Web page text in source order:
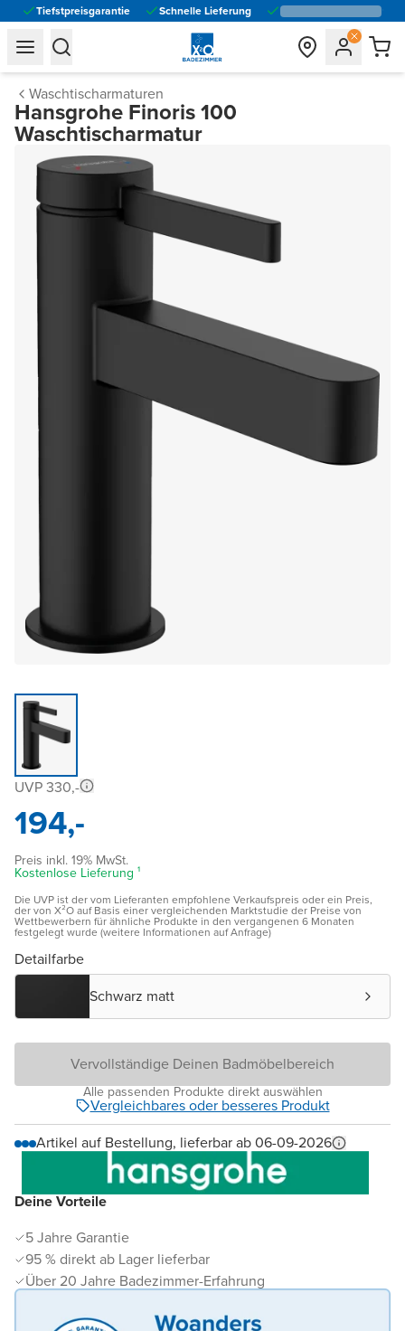
Tiefstpreisgarantie Schnelle Lieferung
general.navigation.toggle_menu.label
general.navigation.toggle_menu.label
Waschtischarmaturen
Hansgrohe Finoris 100
Waschtischarmatur
Deine Vorteile
5 Jahre Garantie
95 % direkt ab Lager lieferbar
Über 20 Jahre Badezimmer-Erfahrung
UVP 330,-
194,-
Preis inkl. 19% MwSt.
Kostenlose Lieferung ¹
Die UVP ist der vom Lieferanten empfohlene Verkaufspreis oder ein Preis,
der von X²O auf Basis einer vergleichenden Marktstudie der Preise von
Wettbewerbern für ähnliche Produkte in den vergangenen 6 Monaten
festgelegt wurde (weitere Informationen auf Anfrage)
Detailfarbe
Schwarz matt
Vervollständige Deinen Badmöbelbereich
Alle passenden Produkte direkt auswählen
Vergleichbares oder besseres Produkt
Artikel auf Bestellung, lieferbar ab 06-09-2026